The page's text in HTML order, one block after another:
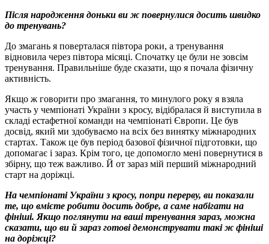
Після народження доньки ви ж повернулися досить швидко
до тренувань?
До змагань я поверталася півтора роки, а тренування
відновила через півтора місяці. Спочатку це були не зовсім
тренування. Правильніше буде сказати, що я почала фізичну
активність.
Якщо ж говорити про змагання, то минулого року я взяла
участь у чемпіонаті України з кросу, відібралася й виступила в
складі естафетної команди на чемпіонаті Європи. Це був
досвід, який ми здобуваємо на всіх без винятку міжнародних
стартах. Також це був період базової фізичної підготовки, що
допомагає і зараз. Крім того, це допомогло мені повернутися в
збірну, що теж важливо. Й от зараз мій перший міжнародний
старт на доріжці.
На чемпіонаті України з кросу, попри перерву, ви показали
те, що вмієте робити досить добре, а саме набігати на
фініші. Якщо поглянути на ваші тренування зараз, можна
сказати, що ви й зараз готові демонструвати такі ж фініші
на доріжці?